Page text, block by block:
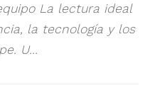
La lectura ideal
la tecnología y los
U...